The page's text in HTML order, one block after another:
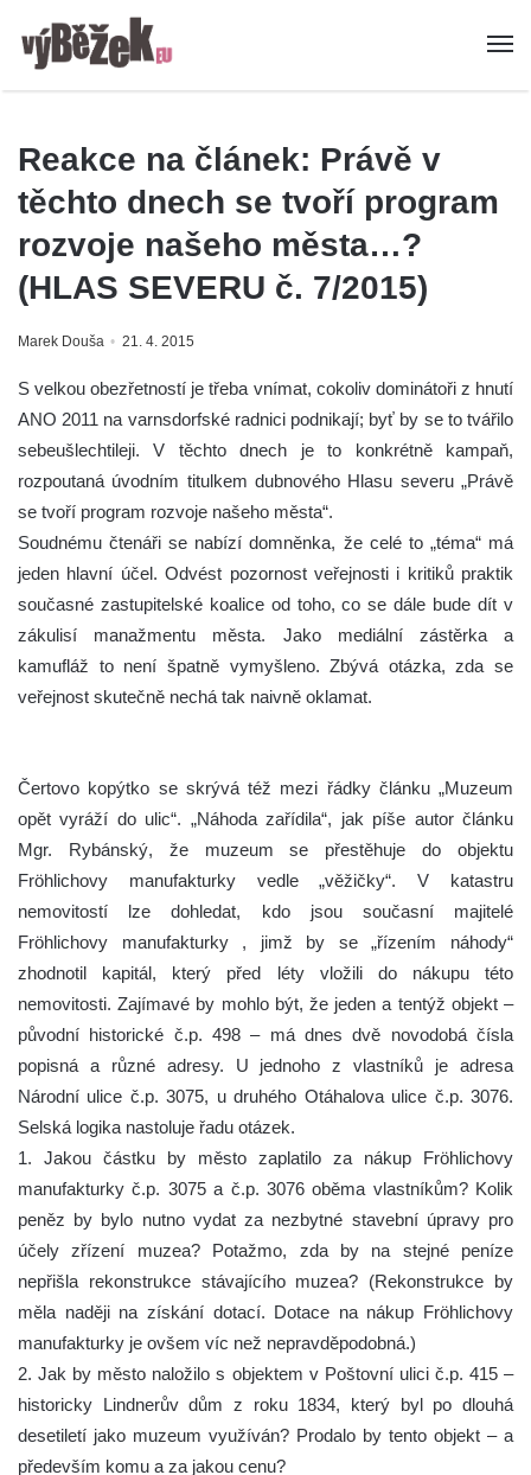
Reakce na článek: Právě v
těchto dnech se tvoří program
rozvoje našeho města…?
(HLAS SEVERU č. 7/2015)
Marek Douša 21. 4. 2015
S velkou obezřetností je třeba vnímat, cokoliv dominátoři z hnutí
ANO 2011 na varnsdorfské radnici podnikají; byť by se to tvářilo
sebeušlechtileji. V těchto dnech je to konkrétně kampaň,
rozpoutaná úvodním titulkem dubnového Hlasu severu „Právě
se tvoří program rozvoje našeho města“.
Soudnému čtenáři se nabízí domněnka, že celé to „téma“ má
jeden hlavní účel. Odvést pozornost veřejnosti i kritiků praktik
současné zastupitelské koalice od toho, co se dále bude dít v
zákulisí manažmentu města. Jako mediální zástěrka a
kamufláž to není špatně vymyšleno. Zbývá otázka, zda se
veřejnost skutečně nechá tak naivně oklamat.
Čertovo kopýtko se skrývá též mezi řádky článku „Muzeum
opět vyráží do ulic“. „Náhoda zařídila“, jak píše autor článku
Mgr. Rybánský, že muzeum se přestěhuje do objektu
Fröhlichovy manufakturky vedle „věžičky“. V katastru
nemovitostí lze dohledat, kdo jsou současní majitelé
Fröhlichovy manufakturky , jimž by se „řízením náhody“
zhodnotil kapitál, který před léty vložili do nákupu této
nemovitosti. Zajímavé by mohlo být, že jeden a tentýž objekt ‒
původní historické č.p. 498 ‒ má dnes dvě novodobá čísla
popisná a různé adresy. U jednoho z vlastníků je adresa
Národní ulice č.p. 3075, u druhého Otáhalova ulice č.p. 3076.
Selská logika nastoluje řadu otázek.
1. Jakou částku by město zaplatilo za nákup Fröhlichovy
manufakturky č.p. 3075 a č.p. 3076 oběma vlastníkům? Kolik
peněz by bylo nutno vydat za nezbytné stavební úpravy pro
účely zřízení muzea? Potažmo, zda by na stejné peníze
nepřišla rekonstrukce stávajícího muzea? (Rekonstrukce by
měla naději na získání dotací. Dotace na nákup Fröhlichovy
manufakturky je ovšem víc než nepravděpodobná.)
2. Jak by město naložilo s objektem v Poštovní ulici č.p. 415 ‒
historicky Lindnerův dům z roku 1834, který byl po dlouhá
desetiletí jako muzeum využíván? Prodalo by tento objekt ‒ a
především komu a za jakou cenu?